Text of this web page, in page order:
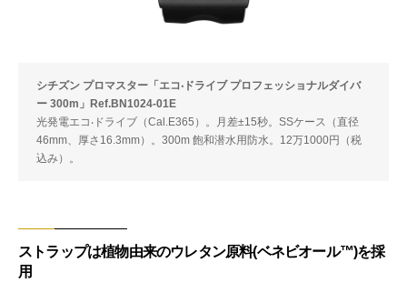
シチズン プロマスター「エコ‧ドライブ プロフェッショナルダイバ
ー 300m」Ref.BN1024-01E
光発電エコ‧ドライブ（Cal.E365）。月差±15秒。SSケース（直径
46mm、厚さ16.3mm）。300m 飽和潜水用防水。12万1000円（税
込み）。
ストラップは植物由来のウレタン原料(ベネビオール™)を採
用